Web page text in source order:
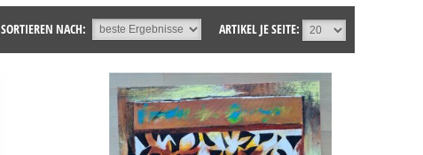
ARTIKEL JE SEITE:
SORTIEREN NACH: